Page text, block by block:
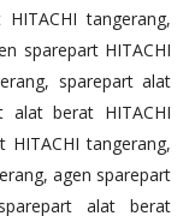
tangerang,
sparepart HITACHI
sparepart alat
alat berat HITACHI
tangerang,
agen sparepart
alat berat